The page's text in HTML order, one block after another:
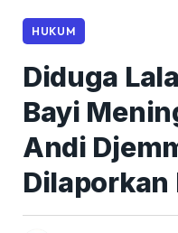
HUKUM
Diduga
Bayi
Andi
Dilaporkan